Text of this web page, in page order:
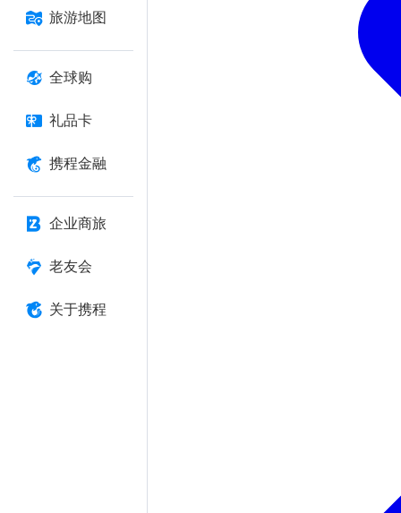
旅游地图
全球购
礼品卡
携程金融
企业商旅
老友会
关于携程